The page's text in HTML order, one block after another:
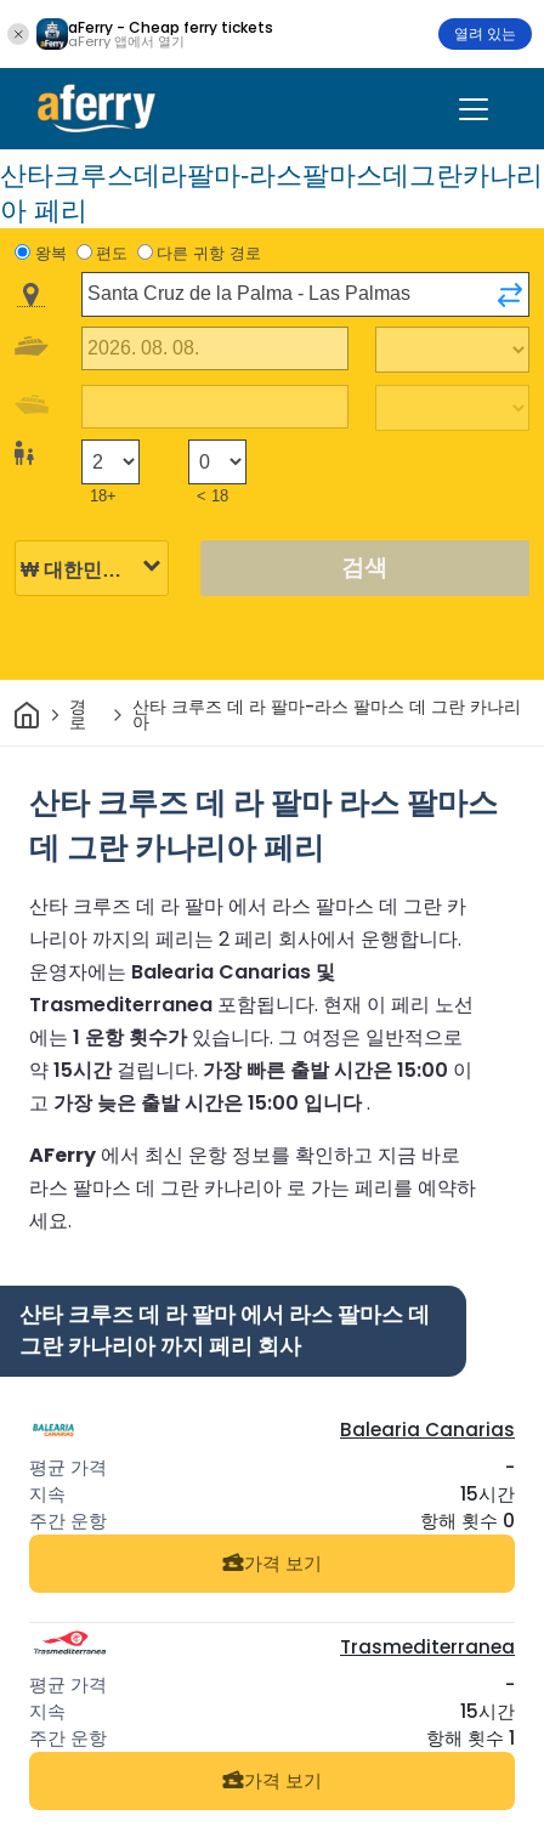
aFerry - Cheap ferry tickets
aFerry 앱에서 열기 열려 있는
산타크루스데라팔마-라스팔마스데그란카나리
아 페리
왕복 편도 다른 귀항 경로
18+ < 18
검색
집 경
로
산타 크루즈 데 라 팔마-라스 팔마스 데 그란 카나리
아
산타 크루즈 데 라 팔마 라스 팔마스
데 그란 카나리아 페리
산타 크루즈 데 라 팔마 에서 라스 팔마스 데 그란 카
나리아 까지의 페리는 2 페리 회사에서 운행합니다.
운영자에는 Balearia Canarias 및
Trasmediterranea 포함됩니다. 현재 이 페리 노선
에는 1 운항 횟수가있습니다. 그 여정은 일반적으로
약15시간걸립니다. 가장 빠른 출발 시간은 15:00 이
고 가장 늦은 출발 시간은 15:00 입니다.
AFerry 에서 최신 운항 정보를 확인하고 지금 바로
라스 팔마스 데 그란 카나리아 로 가는 페리를 예약하
세요.
산타 크루즈 데 라 팔마 에서 라스 팔마스 데
그란 카나리아 까지 페리 회사
Balearia Canarias
-
15시간
항해 횟수 0
가격 보기
Trasmediterranea
-
15시간
항해 횟수 1
가격 보기